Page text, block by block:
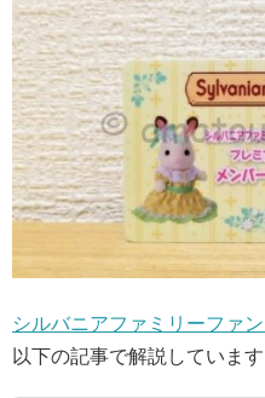
シルバニアファミリーファ
以下の記事で解説しています